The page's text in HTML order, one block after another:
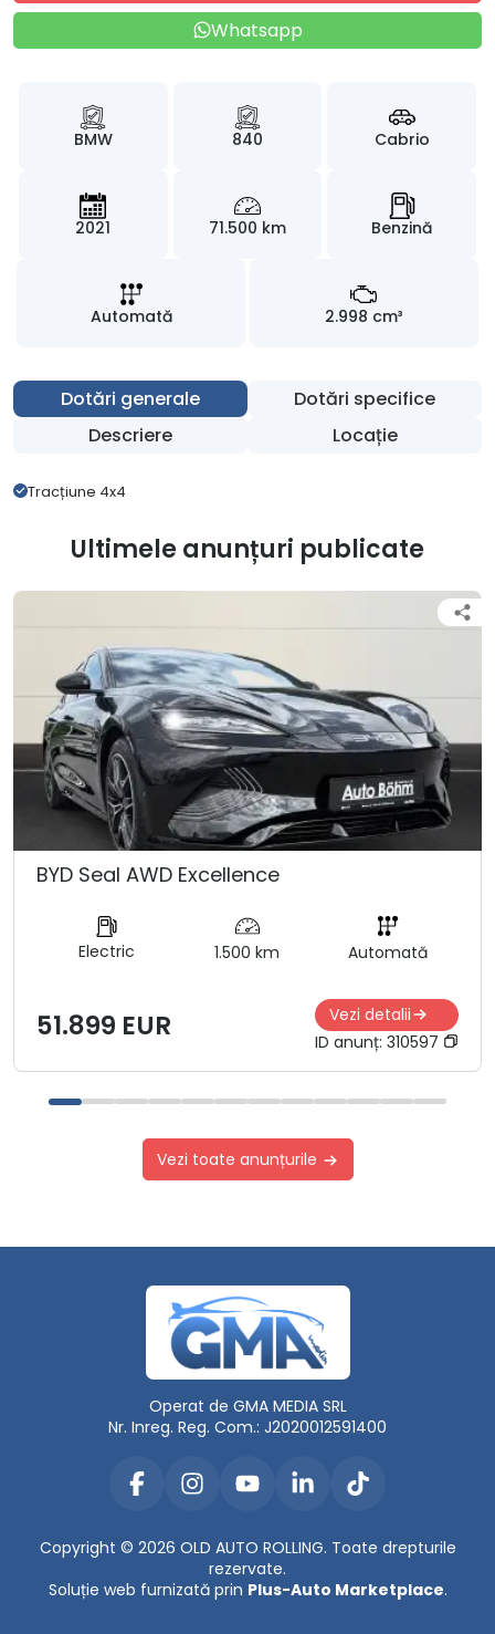
Whatsapp
BMW 840 Cabrio
2021 71.500 km Benzină
Automată 2.998 cm³
Dotări generale
Dotări specifice
Descriere
Locație
Tracțiune 4x4
Ultimele anunțuri publicate
BYD Seal AWD Excellence
Electric 1.500 km Automată
51.899 EUR
Vezi detalii
ID anunț: 310597
Vezi toate anunțurile
Operat de GMA MEDIA SRL
Nr. Inreg. Reg. Com.: J2020012591400
Copyright © 2026 OLD AUTO ROLLING. Toate drepturile
rezervate.
Soluție web furnizată prin Plus-Auto Marketplace.